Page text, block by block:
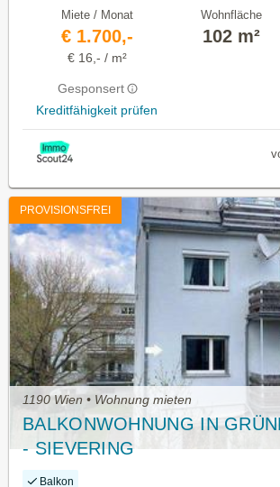
Miete / Monat
€ 1.700,-
€ 16,- / m²
Gesponsert
Kreditfähigkeit prüfen
Wohnfläche
102 m²
PROVISIONSFREI
1190 Wien • Wohnung mieten
BALKONWOHNUNG IN
- SIEVERING
Balkon